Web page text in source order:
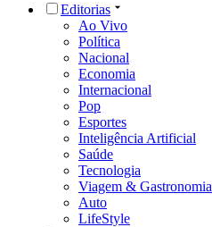
Editorias
Ao Vivo
Política
Nacional
Economia
Internacional
Pop
Esportes
Inteligência Artificial
Saúde
Tecnologia
Viagem & Gastronomia
Auto
LifeStyle